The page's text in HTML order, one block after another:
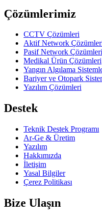
Çözümlerimiz
CCTV Çözümleri
Aktif Network
Pasif Network Çözümleri
Medikal Ürün Çözümleri
Yangın Algılama
Bariyer ve Otopark
Yazılım Çözümleri
Destek
Teknik Destek Programı
Ar-Ge & Üretim
Yazılım
Hakkımızda
İletişim
Yasal Bilgiler
Çerez Politikası
Bize Ulaşın